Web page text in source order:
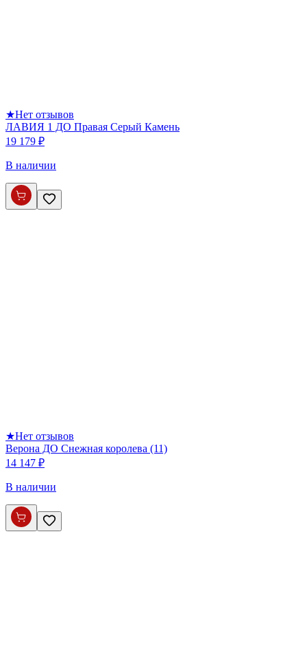
★Нет отзывов
ЛАВИЯ 1 ДО Правая Серый Камень
19 179 ₽
В наличии
★Нет отзывов
Верона ДО Снежная королева (11)
14 147 ₽
В наличии